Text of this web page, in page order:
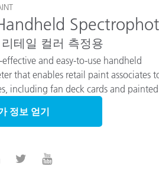
테일 컬러 측정용
effective and easy-to-use handheld
that enables retail paint associates
including fan deck cards and
정보 얻기